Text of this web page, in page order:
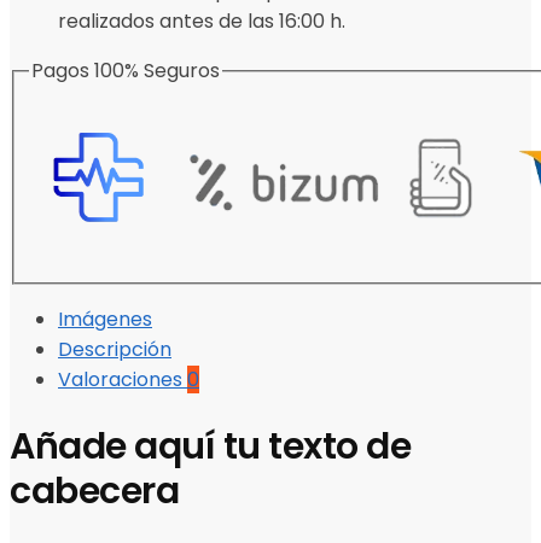
realizados antes de las 16:00 h.
Pagos 100% Seguros
Imágenes
Descripción
Valoraciones 0
Añade aquí tu texto de
cabecera